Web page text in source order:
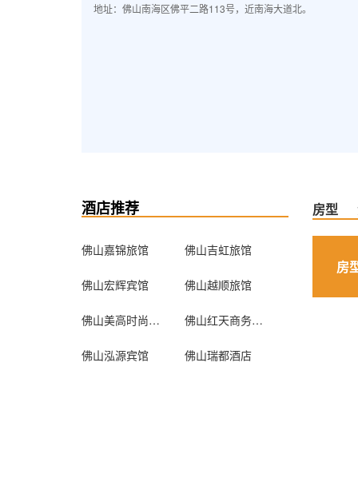
地址：佛山南海区佛平二路113号，近南海大道北。
酒店推荐
佛山嘉锦旅馆 佛山吉虹旅馆
佛山宏辉宾馆 佛山越顺旅馆
佛山美高时尚酒店 佛山红天商务宾馆
佛山泓源宾馆 佛山瑞都酒店
房型
房